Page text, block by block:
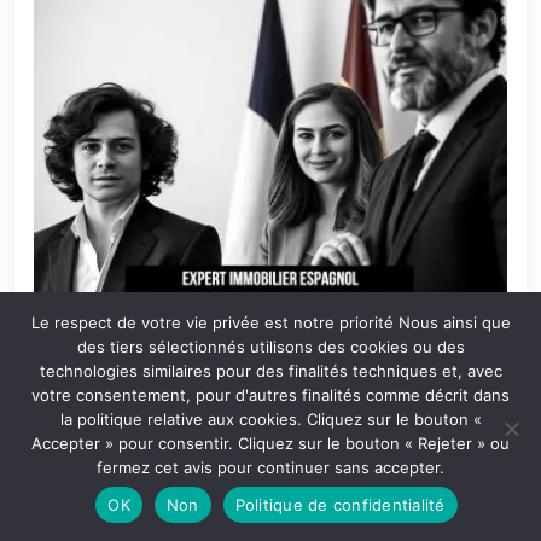
Le respect de votre vie privée est notre priorité Nous ainsi que
des tiers sélectionnés utilisons des cookies ou des
technologies similaires pour des finalités techniques et, avec
votre consentement, pour d'autres finalités comme décrit dans
la politique relative aux cookies. Cliquez sur le bouton «
Accepter » pour consentir. Cliquez sur le bouton « Rejeter » ou
fermez cet avis pour continuer sans accepter.
OK
Non Politique de confidentialité